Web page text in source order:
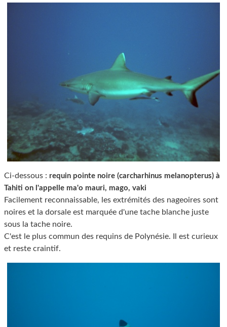
Ci-dessous : requin pointe noire (carcharhinus melanopterus) à
Tahiti on l'appelle ma'o mauri, mago, vaki
Facilement reconnaissable, les extrémités des nageoires sont
noires et la dorsale est marquée d'une tache blanche juste
sous la tache noire.
C'est le plus commun des requins de Polynésie. Il est curieux
et reste craintif.